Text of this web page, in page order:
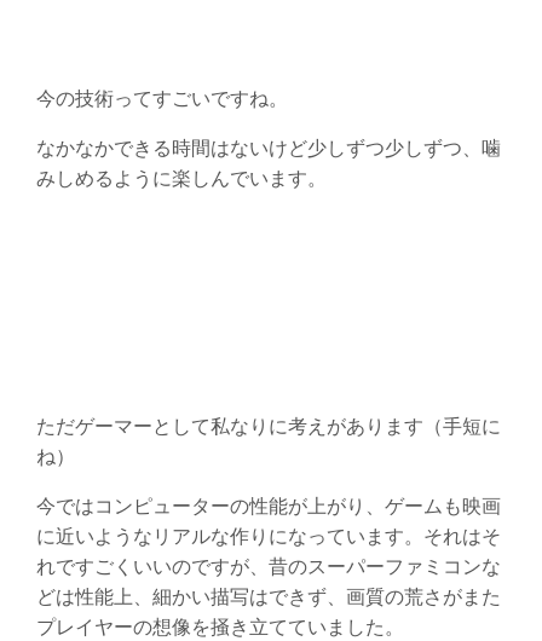
今の技術ってすごいですね。
なかなかできる時間はないけど少しずつ少しずつ、噛
みしめるように楽しんでいます。
ただゲーマーとして私なりに考えがあります（手短に
ね）
今ではコンピューターの性能が上がり、ゲームも映画
に近いようなリアルな作りになっています。それはそ
れですごくいいのですが、昔のスーパーファミコンな
どは性能上、細かい描写はできず、画質の荒さがまた
プレイヤーの想像を掻き立てていました。